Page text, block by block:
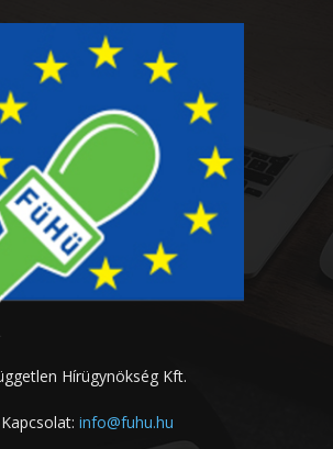
Hírügynökség Kft.
Kapcsolat: info@fuhu.hu